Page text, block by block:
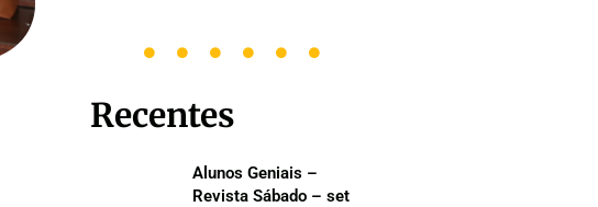
Recentes
Alunos Geniais –
Revista Sábado – set